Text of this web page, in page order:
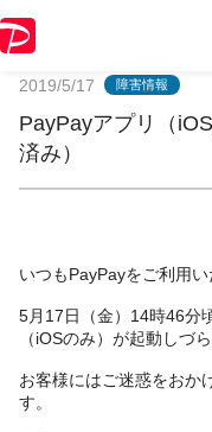
2019/5/17 障害情報
PayPayアプリ（
済み）
いつもPayPayをご利用
5月17日（金）14時46分
（iOSのみ）が起動しづ
お客様にはご迷惑をおか
す。